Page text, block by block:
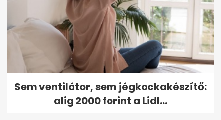
Sem ventilátor, sem jégkockakészítő:
alig 2000 forint a Lidl...